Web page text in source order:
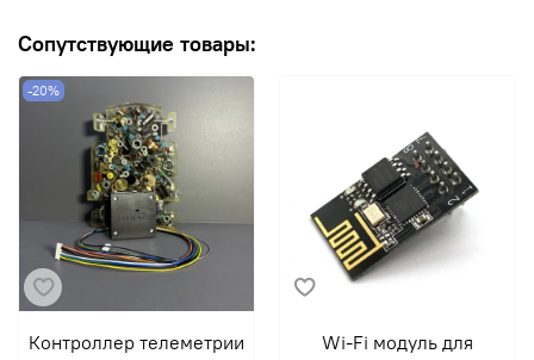
Сопутствующие товары:
-20%
Контроллер телеметрии
Wi-Fi модуль для